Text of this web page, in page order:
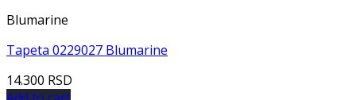
Blumarine
Tapeta 0229027 Blumarine
14.300 RSD